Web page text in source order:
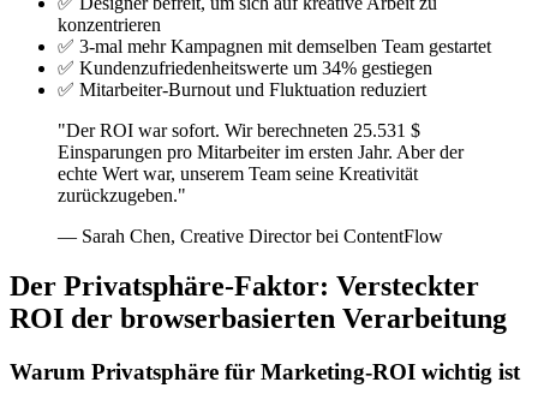
konzentrieren
✅ 3-mal mehr Kampagnen mit demselben Team gestartet
✅ Kundenzufriedenheitswerte um 34% gestiegen
✅ Mitarbeiter-Burnout und Fluktuation reduziert
"Der ROI war sofort. Wir berechneten 25.531 $
Einsparungen pro Mitarbeiter im ersten Jahr. Aber der
echte Wert war, unserem Team seine Kreativität
zurückzugeben."
— Sarah Chen, Creative Director bei ContentFlow
Der Privatsphäre-Faktor: Versteckter
ROI der browserbasierten Verarbeitung
Warum Privatsphäre für Marketing-ROI wichtig ist